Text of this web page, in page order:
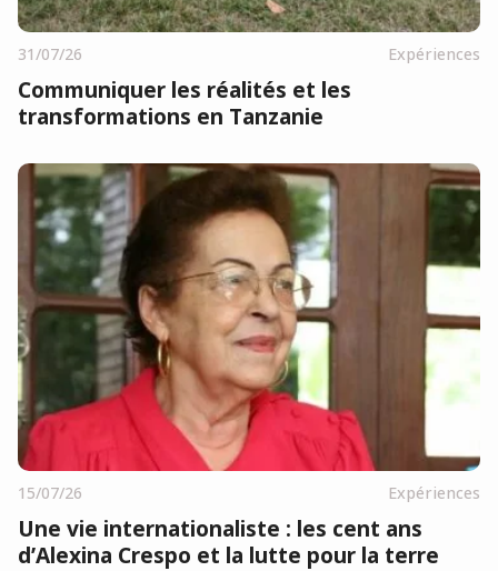
31/07/26 Expériences
Communiquer les réalités et les
transformations en Tanzanie
15/07/26 Expériences
Une vie internationaliste : les cent ans
d’Alexina Crespo et la lutte pour la terre